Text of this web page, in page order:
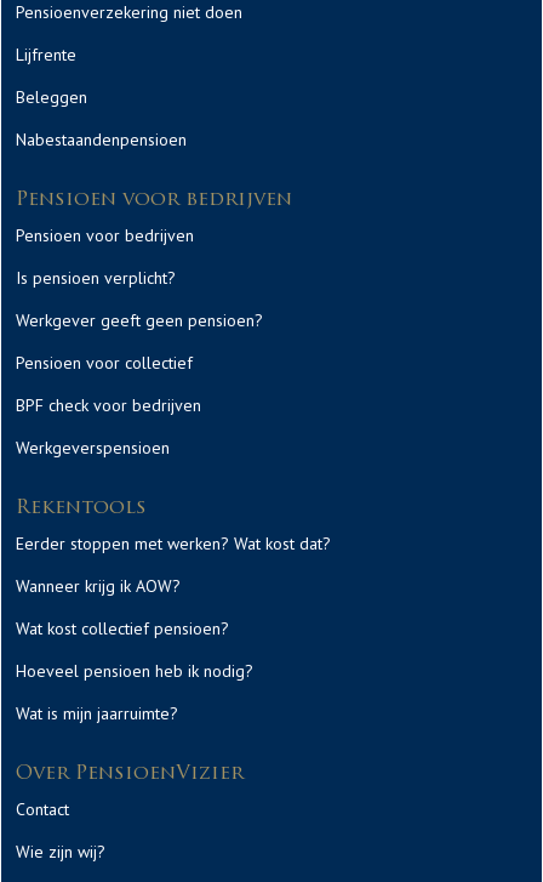
Pensioenverzekering niet doen
Lijfrente
Beleggen
Nabestaandenpensioen
Pensioen voor bedrijven
Pensioen voor bedrijven
Is pensioen verplicht?
Werkgever geeft geen pensioen?
Pensioen voor collectief
BPF check voor bedrijven
Werkgeverspensioen
Rekentools
Eerder stoppen met werken? Wat kost dat?
Wanneer krijg ik AOW?
Wat kost collectief pensioen?
Hoeveel pensioen heb ik nodig?
Wat is mijn jaarruimte?
Over PensioenVizier
Contact
Wie zijn wij?